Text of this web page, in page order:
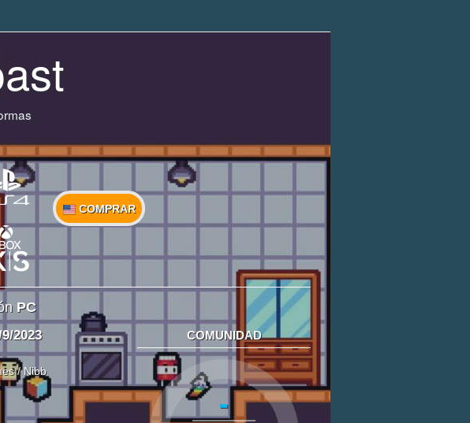
COMPRAR
PC
2023
/ Nibb
COMUNIDAD
-